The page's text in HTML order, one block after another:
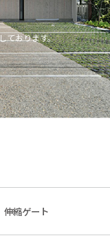
ております。
伸縮ゲート